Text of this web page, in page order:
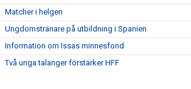
Matcher i helgen
Ungdomstränare på utbildning i Spanien
Information om Issas minnesfond
Två unga talanger förstärker HFF